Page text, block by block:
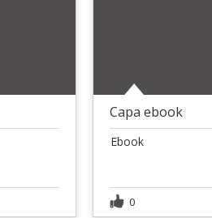
Capa ebook
Ebook
0